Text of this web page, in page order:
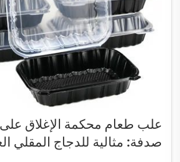
علب طعام محكمة الإغلاق
صدفة: مثالية للدجاج المقلي